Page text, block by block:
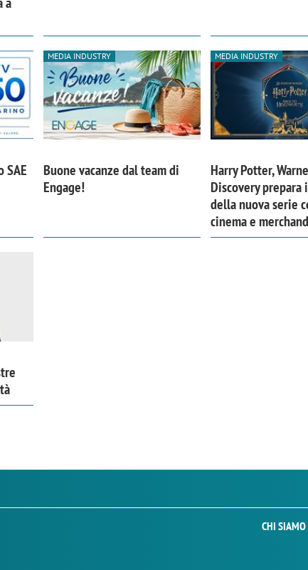
SAE
MEDIA INDUSTRY
Buone vacanze dal team di
Engage!
MEDIA INDUSTRY
Harry Potter,
Discovery
della nuova serie
cinema e
CHI SIAMO